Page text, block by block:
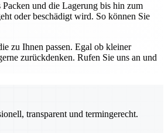
und die Lagerung bis hin zum
oder beschädigt wird. So können Sie
zu Ihnen passen. Egal ob kleiner
zurückdenken. Rufen Sie uns an und
transparent und termingerecht.